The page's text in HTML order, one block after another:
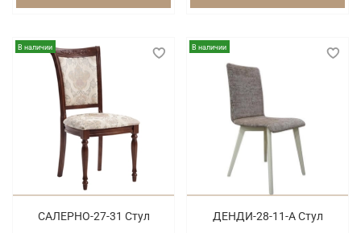
В наличии
САЛЕРНО-27-31 Стул
В наличии
ДЕНДИ-28-11-А Стул